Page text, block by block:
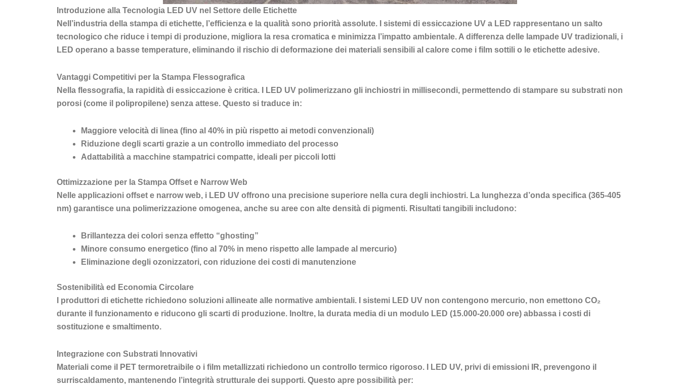
Introduzione alla Tecnologia LED UV nel Settore delle Etichette
Nell’industria della stampa di etichette, l’efficienza e la qualità sono priorità assolute. I sistemi di essiccazione UV a LED rappresentano un salto
tecnologico che riduce i tempi di produzione, migliora la resa cromatica e minimizza l’impatto ambientale. A differenza delle lampade UV tradizionali, i
LED operano a basse temperature, eliminando il rischio di deformazione dei materiali sensibili al calore come i film sottili o le etichette adesive.
Vantaggi Competitivi per la Stampa Flessografica
Nella flessografia, la rapidità di essiccazione è critica. I LED UV polimerizzano gli inchiostri in millisecondi, permettendo di stampare su substrati non
porosi (come il polipropilene) senza attese. Questo si traduce in:
Maggiore velocità di linea (fino al 40% in più rispetto ai metodi convenzionali)
Riduzione degli scarti grazie a un controllo immediato del processo
Adattabilità a macchine stampatrici compatte, ideali per piccoli lotti
Ottimizzazione per la Stampa Offset e Narrow Web
Nelle applicazioni offset e narrow web, i LED UV offrono una precisione superiore nella cura degli inchiostri. La lunghezza d’onda specifica (365-405
nm) garantisce una polimerizzazione omogenea, anche su aree con alte densità di pigmenti. Risultati tangibili includono:
Brillantezza dei colori senza effetto “ghosting”
Minore consumo energetico (fino al 70% in meno rispetto alle lampade al mercurio)
Eliminazione degli ozonizzatori, con riduzione dei costi di manutenzione
Sostenibilità ed Economia Circolare
I produttori di etichette richiedono soluzioni allineate alle normative ambientali. I sistemi LED UV non contengono mercurio, non emettono CO₂
durante il funzionamento e riducono gli scarti di produzione. Inoltre, la durata media di un modulo LED (15.000-20.000 ore) abbassa i costi di
sostituzione e smaltimento.
Integrazione con Substrati Innovativi
Materiali come il PET termoretraibile o i film metallizzati richiedono un controllo termico rigoroso. I LED UV, privi di emissioni IR, prevengono il
surriscaldamento, mantenendo l’integrità strutturale dei supporti. Questo apre possibilità per: